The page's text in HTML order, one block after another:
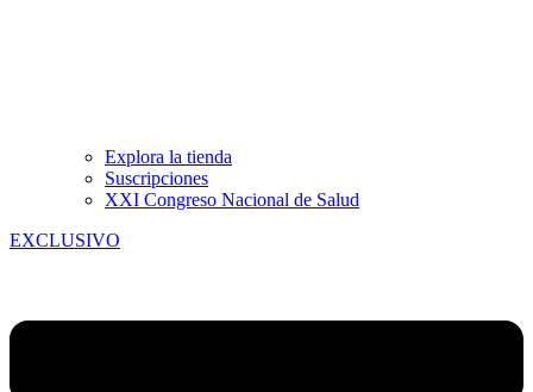
Explora la tienda
Suscripciones
XXI Congreso Nacional de Salud
EXCLUSIVO